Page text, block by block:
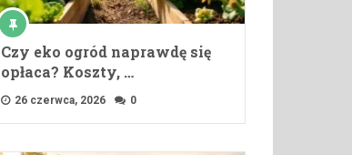
Czy eko ogród naprawdę się
opłaca? Koszty, …
26 czerwca, 2026 0